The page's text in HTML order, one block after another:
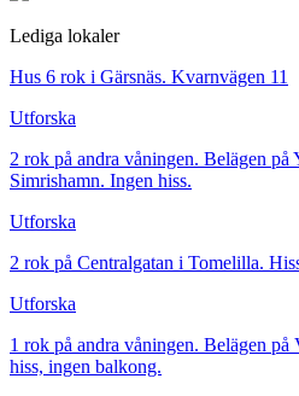
Lediga lokaler
Hus 6 rok i Gärsnäs. Kvarnvägen 11
Utforska
2 rok på andra våningen. Belägen på
Simrishamn. Ingen hiss.
Utforska
2 rok på Centralgatan i Tomelilla.
Utforska
1 rok på andra våningen. Belägen
hiss, ingen balkong.